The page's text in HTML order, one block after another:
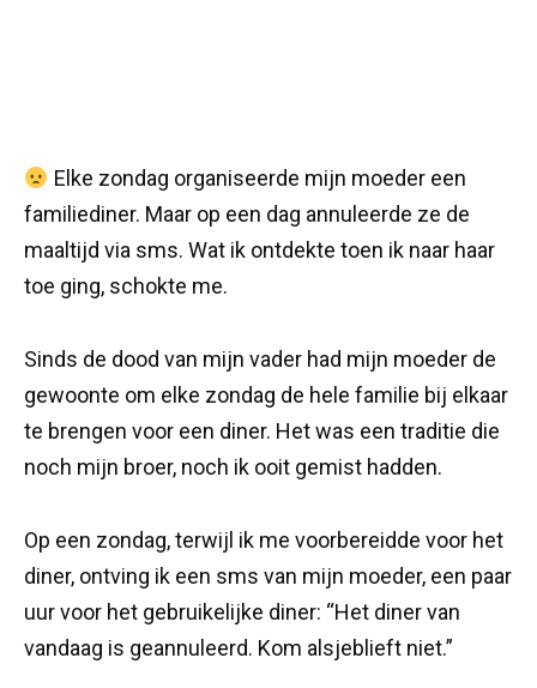
Elke zondag organiseerde mijn moeder een
familiediner. Maar op een dag annuleerde ze de
maaltijd via sms. Wat ik ontdekte toen ik naar haar
toe ging, schokte me.
Sinds de dood van mijn vader had mijn moeder de
gewoonte om elke zondag de hele familie bij elkaar
te brengen voor een diner. Het was een traditie die
noch mijn broer, noch ik ooit gemist hadden.
Op een zondag, terwijl ik me voorbereidde voor het
diner, ontving ik een sms van mijn moeder, een paar
uur voor het gebruikelijke diner: “Het diner van
vandaag is geannuleerd. Kom alsjeblieft niet.”